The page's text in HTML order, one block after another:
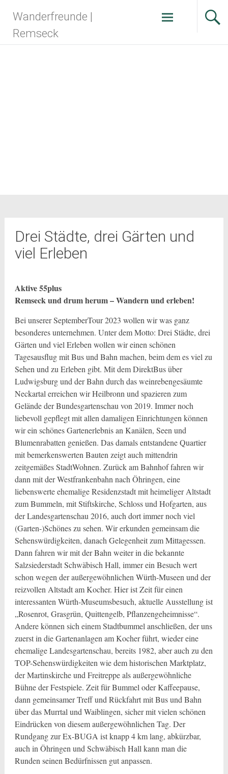
Inhalt
springen
Wanderfreunde |
Remseck
Drei Städte, drei Gärten und
viel Erleben
Aktive 55plus
Remseck und drum herum – Wandern und erleben!
Bei unserer SeptemberTour 2023 wollen wir was ganz
besonderes unternehmen. Unter dem Motto: Drei Städte, drei
Gärten und viel Erleben wollen wir einen schönen
Tagesausflug mit Bus und Bahn machen, beim dem es viel zu
Sehen und zu Erleben gibt. Mit dem DirektBus über
Ludwigsburg und der Bahn durch das weinrebengesäumte
Neckartal erreichen wir Heilbronn und spazieren zum
Gelände der Bundesgartenschau von 2019. Immer noch
liebevoll gepflegt mit allen damaligen Einrichtungen können
wir ein schönes Gartenerlebnis an Kanälen, Seen und
Blumenrabatten genießen. Das damals entstandene Quartier
mit bemerkenswerten Bauten zeigt auch mittendrin
zeitgemäßes StadtWohnen. Zurück am Bahnhof fahren wir
dann mit der Westfrankenbahn nach Öhringen, eine
liebenswerte ehemalige Residenzstadt mit heimeliger Altstadt
zum Bummeln, mit Stiftskirche, Schloss und Hofgarten, aus
der Landesgartenschau 2016, auch dort immer noch viel
(Garten-)Schönes zu sehen. Wir erkunden gemeinsam die
Sehenswürdigkeiten, danach Gelegenheit zum Mittagessen.
Dann fahren wir mit der Bahn weiter in die bekannte
Salzsiederstadt Schwäbisch Hall, immer ein Besuch wert
schon wegen der außergewöhnlichen Würth-Museen und der
reizvollen Altstadt am Kocher. Hier ist Zeit für einen
interessanten Würth-Museumsbesuch, aktuelle Ausstellung ist
„Rosenrot, Grasgrün, Quittengelb, Pflanzengeheimnisse“.
Andere können sich einem Stadtbummel anschließen, der uns
zuerst in die Gartenanlagen am Kocher führt, wieder eine
ehemalige Landesgartenschau, bereits 1982, aber auch zu den
TOP-Sehenswürdigkeiten wie dem historischen Marktplatz,
der Martinskirche und Freitreppe als außergewöhnliche
Bühne der Festspiele. Zeit für Bummel oder Kaffeepause,
dann gemeinsamer Treff und Rückfahrt mit Bus und Bahn
über das Murrtal und Waiblingen, sicher mit vielen schönen
Eindrücken von diesem außergewöhnlichen Tag. Der
Rundgang zur Ex-BUGA ist knapp 4 km lang, abkürzbar,
auch in Öhringen und Schwäbisch Hall kann man die
Runden seinen Bedürfnissen gut anpassen.